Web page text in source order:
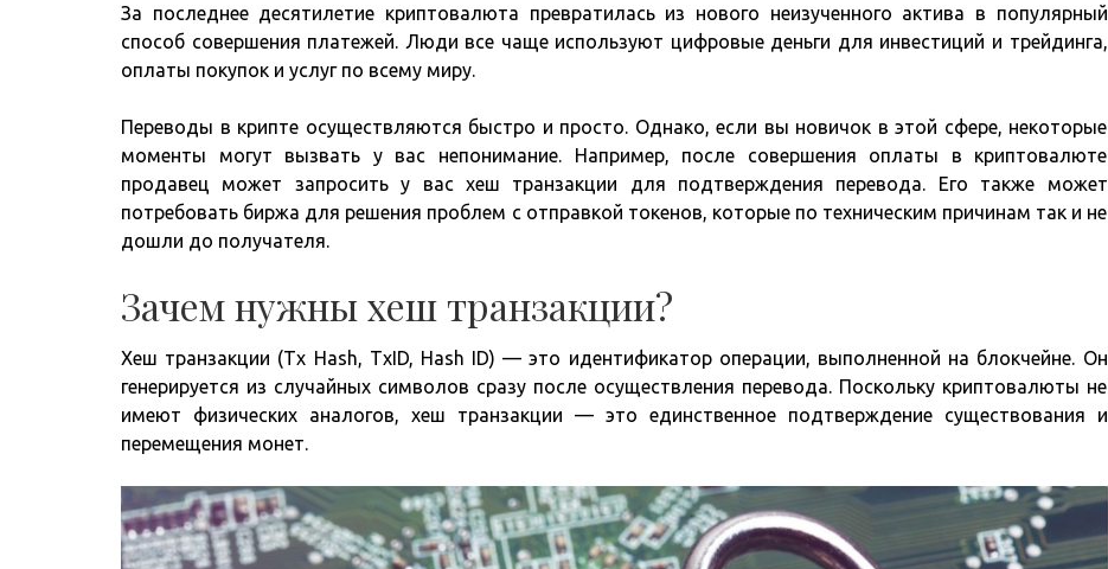
За последнее десятилетие криптовалюта превратилась из нового неизученного актива в популярный
способ совершения платежей. Люди все чаще используют цифровые деньги для инвестиций и трейдинга,
оплаты покупок и услуг по всему миру.
Переводы в крипте осуществляются быстро и просто. Однако, если вы новичок в этой сфере, некоторые
моменты могут вызвать у вас непонимание. Например, после совершения оплаты в криптовалюте
продавец может запросить у вас хеш транзакции для подтверждения перевода. Его также может
потребовать биржа для решения проблем с отправкой токенов, которые по техническим причинам так и не
дошли до получателя.
Зачем нужны хеш транзакции?
Хеш транзакции (Tx Hash, TxID, Hash ID) — это идентификатор операции, выполненной на блокчейне. Он
генерируется из случайных символов сразу после осуществления перевода. Поскольку криптовалюты не
имеют физических аналогов, хеш транзакции — это единственное подтверждение существования и
перемещения монет.